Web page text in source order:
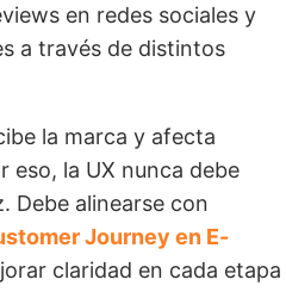
en redes sociales y
a través de distintos
la marca y afecta
eso, la UX nunca debe
Debe alinearse con
Journey en E-
claridad en cada etapa